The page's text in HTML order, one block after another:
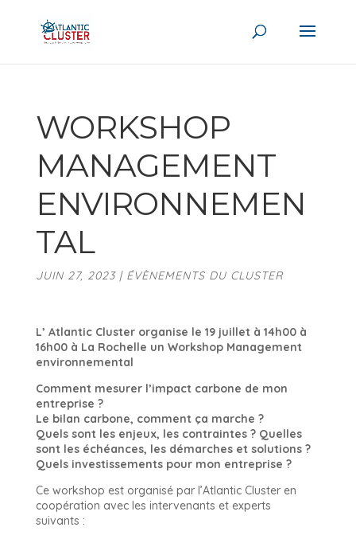
WORKSHOP
MANAGEMENT
ENVIRONNEMEN
TAL
JUIN 27, 2023| ÉVÈNEMENTS DU CLUSTER
L’ Atlantic Clusterorganise le 19 juillet à 14h00 à
16h00 à La Rochelle un Workshop Management
environnemental
Comment mesurer l’impact carbone de mon
entreprise ?
Le bilan carbone, comment ça marche ?
Quels sont les enjeux, les contraintes ? Quelles
sont les échéances, les démarches et solutions ?
Quels investissements pour mon entreprise ?
Ce workshop est organisé par l’Atlantic Cluster en
coopération avec les intervenants et experts
suivants :